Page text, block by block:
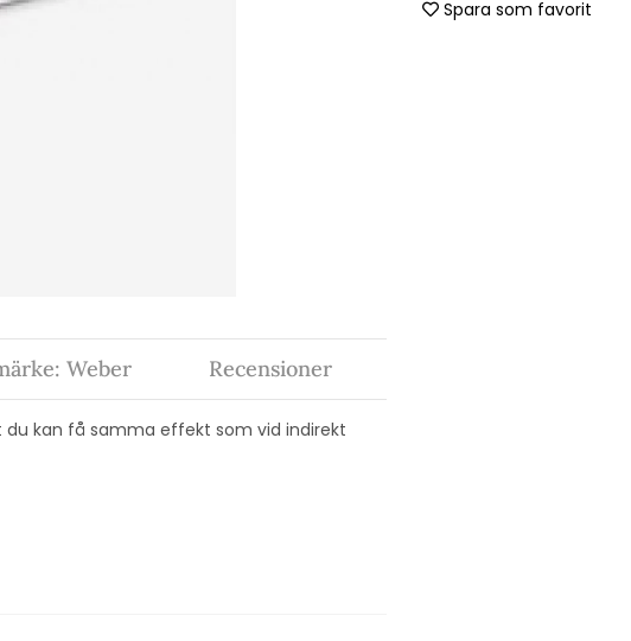
Spara som favorit
du kan få samma effekt som vid indirekt
Weber Recensioner